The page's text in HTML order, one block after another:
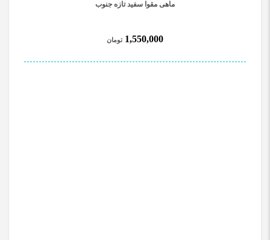
ماهی مقوا سفید تازه جنوب
1,550,000 تومان